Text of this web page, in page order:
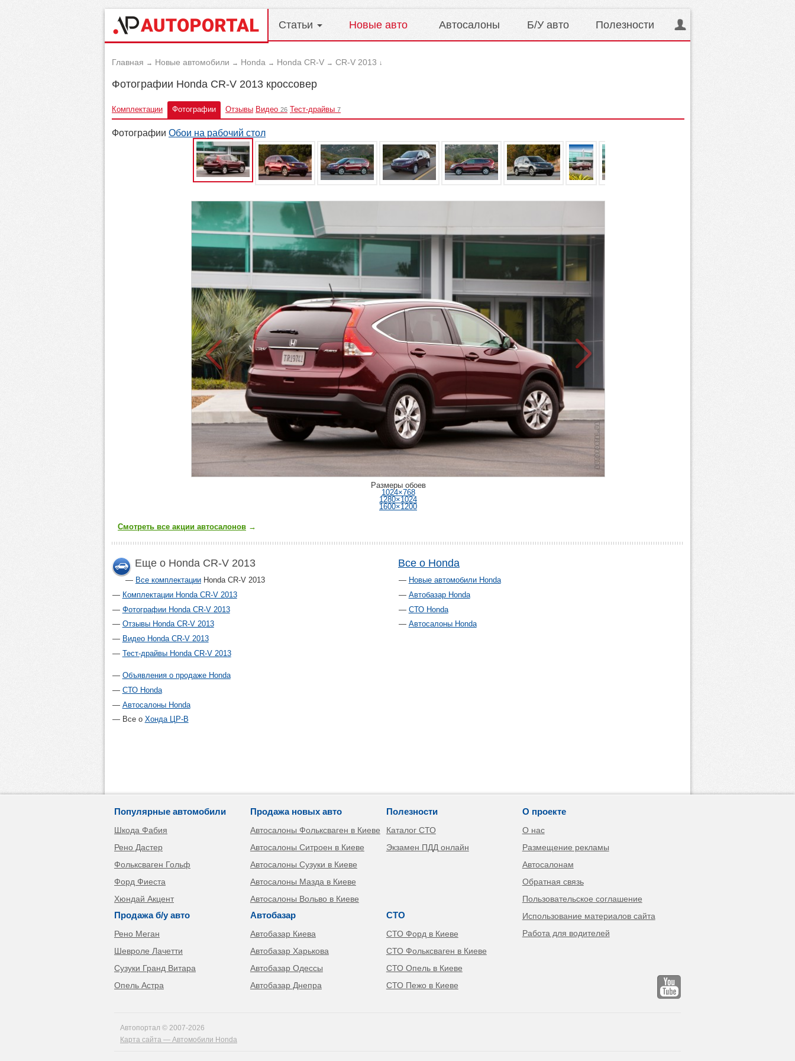
Статьи Новые авто Автосалоны Б/У авто Полезности
Главная → Новые автомобили → Honda → Honda CR-V → CR-V 2013 ↓
Фотографии Honda CR-V 2013 кроссовер
Комплектации Фотографии Отзывы Видео 26 Тест-драйвы 7
Фотографии Обои на рабочий стол
Размеры обоев
1024×768
1280×1024
1600×1200
Смотреть все акции автосалонов →
Еще о Honda CR-V 2013
Все комплектации Honda CR-V 2013
Комплектации Honda CR-V 2013
Фотографии Honda CR-V 2013
Отзывы Honda CR-V 2013
Видео Honda CR-V 2013
Тест-драйвы Honda CR-V 2013
Объявления о продаже Honda
СТО Honda
Автосалоны Honda
Все о Хонда ЦР-В
Все о Honda
Новые автомобили Honda
Автобазар Honda
СТО Honda
Автосалоны Honda
Популярные автомобили
Шкода Фабия
Рено Дастер
Фольксваген Гольф
Форд Фиеста
Хюндай Акцент
Продажа б/у авто
Рено Меган
Шевроле Лачетти
Сузуки Гранд Витара
Опель Астра
Продажа новых авто
Автосалоны Фольксваген в Киеве
Автосалоны Ситроен в Киеве
Автосалоны Сузуки в Киеве
Автосалоны Мазда в Киеве
Автосалоны Вольво в Киеве
Автобазар
Автобазар Киева
Автобазар Харькова
Автобазар Одессы
Автобазар Днепра
Полезности
Каталог СТО
Экзамен ПДД онлайн
СТО
СТО Форд в Киеве
СТО Фольксваген в Киеве
СТО Опель в Киеве
СТО Пежо в Киеве
О проекте
О нас
Размещение рекламы
Автосалонам
Обратная связь
Пользовательское соглашение
Использование материалов сайта
Работа для водителей
Автопортал © 2007-2026
Карта сайта — Автомобили Honda